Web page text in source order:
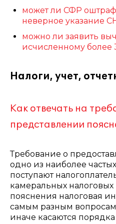
может ли СФР
неверное указание
можно ли заявить
исчисленному более
Налоги, учет,
Как отвечать на
представлении
Требование о
одно из наиболее
поступают
камеральных
пояснения налоговая
самым разным
иначе касаются